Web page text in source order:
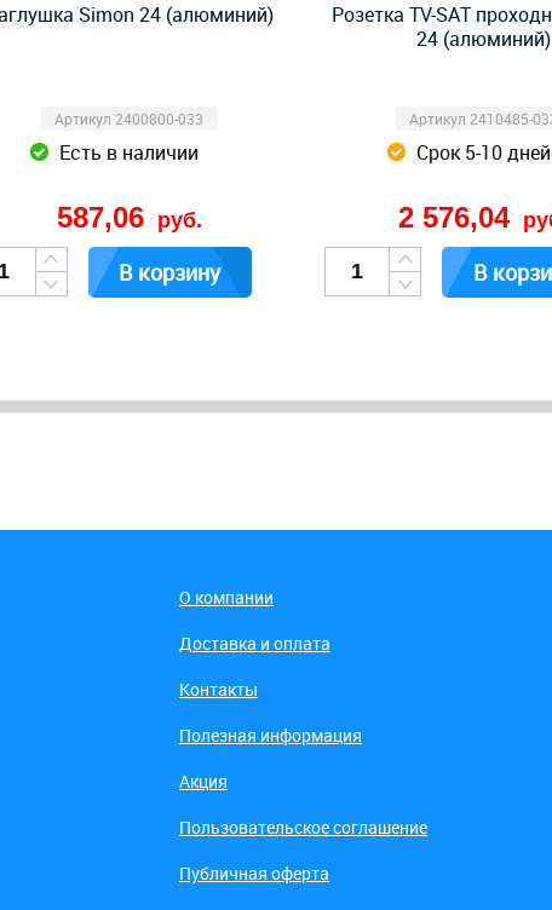
Simon 24 (алюминий)
Артикул 2400800-033
Есть в наличии
587,06 руб.
В корзину
Розетка TV-SAT
24 (алюминий)
Артикул 2410485-
Срок 5-10 дней
2 576,04
В
О компании
Доставка и оплата
Контакты
Полезная информация
Акция
Пользовательское соглашение
Публичная оферта